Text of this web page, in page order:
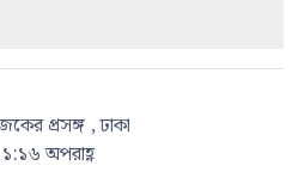
প্রসঙ্গ , ঢাকা
অপরাহ্ণ